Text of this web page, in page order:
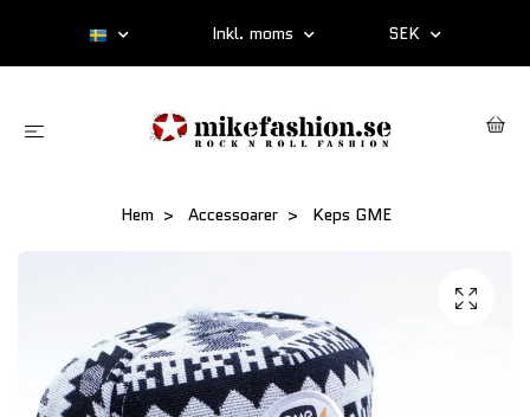
Inkl. moms SEK
Hem Accessoarer Keps GME